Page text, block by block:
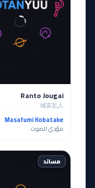
Ranto Jougai
城亥乱人
Masafumi Kobatake
مؤدي الصوت
مساند